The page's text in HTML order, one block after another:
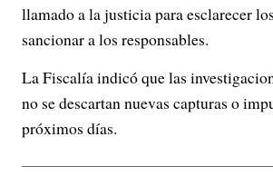
llamado a la justicia para esclarecer
sancionar a los responsables.
La Fiscalía indicó que las
no se descartan nuevas capturas o
próximos días.